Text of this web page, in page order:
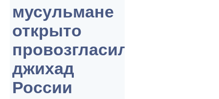
мусульмане
открыто
провозгласили
джихад
России